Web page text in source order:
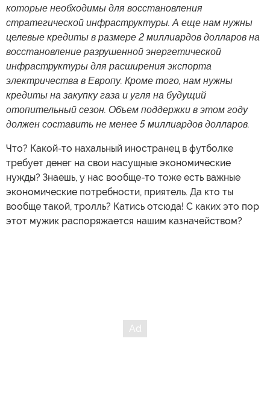
которые необходимы для восстановления
стратегической инфраструктуры. А еще нам нужны
целевые кредиты в размере 2 миллиардов долларов на
восстановление разрушенной энергетической
инфраструктуры для расширения экспорта
электричества в Европу. Кроме того, нам нужны
кредиты на закупку газа и угля на будущий
отопительный сезон. Объем поддержки в этом году
должен составить не менее 5 миллиардов долларов.
Что? Какой-то нахальный иностранец в футболке
требует денег на свои насущные экономические
нужды? Знаешь, у нас вообще-то тоже есть важные
экономические потребности, приятель. Да кто ты
вообще такой, тролль? Катись отсюда! С каких это пор
этот мужик распоряжается нашим казначейством?